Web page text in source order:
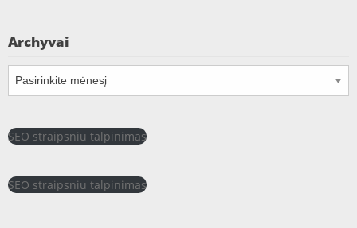
Archyvai
SEO straipsniu talpinimas
SEO straipsniu talpinimas